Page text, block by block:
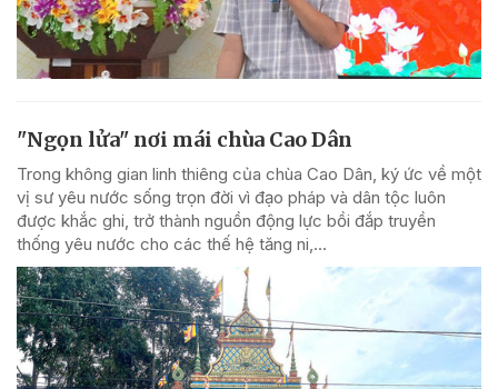
"Ngọn lửa" nơi mái chùa Cao Dân
Trong không gian linh thiêng của chùa Cao Dân, ký ức về một
vị sư yêu nước sống trọn đời vì đạo pháp và dân tộc luôn
được khắc ghi, trở thành nguồn động lực bồi đắp truyền
thống yêu nước cho các thế hệ tăng ni,...